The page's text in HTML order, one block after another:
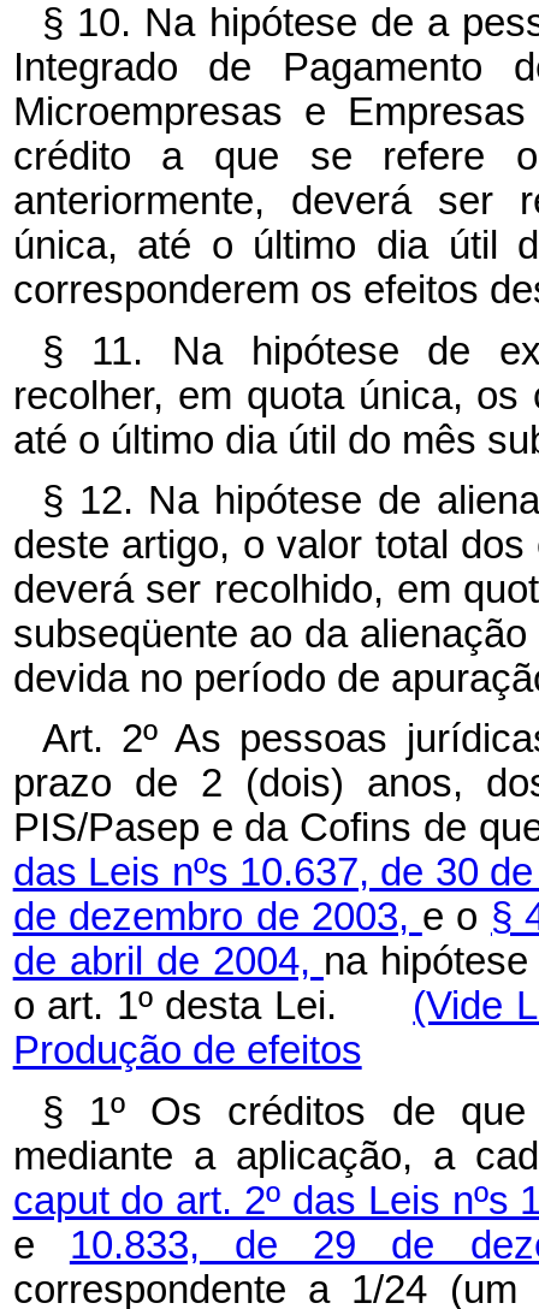
§ 10. Na hipótese de a
Integrado de Pagamento
Microempresas e
crédito a que se refere o
anteriormente, deverá ser
única, até o último dia útil
corresponderem os efeitos
§ 11. Na hipótese de
recolher, em quota única, os
até o último dia útil do mês
§ 12. Na hipótese de
deste artigo, o valor total
deverá ser recolhido, em
subseqüente ao da
devida no período de
Art. 2º As pessoas
prazo de 2 (dois) anos,
PIS/Pasep e da Cofins de
das Leis nºs 10.637, de 30
de dezembro de 2003, e o §
de abril de 2004, na
o art. 1º desta Lei. (Vide
Produção de efeitos
§ 1º Os créditos de que
mediante a aplicação, a
caput do art. 2º das Leis nºs
e 10.833, de 29 de
correspondente a 1/24